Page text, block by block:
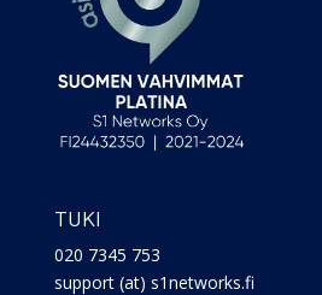
TUKI
020 7345 753
support (at) s1networks.fi